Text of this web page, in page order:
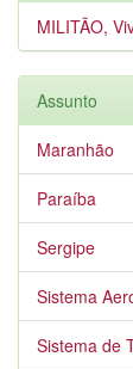
MILITÃO,
Assunto
Maranhão
Paraíba
Sergipe
Sistema
Sistema de